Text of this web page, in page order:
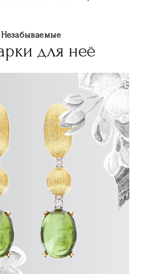
Незабываемые
для неё